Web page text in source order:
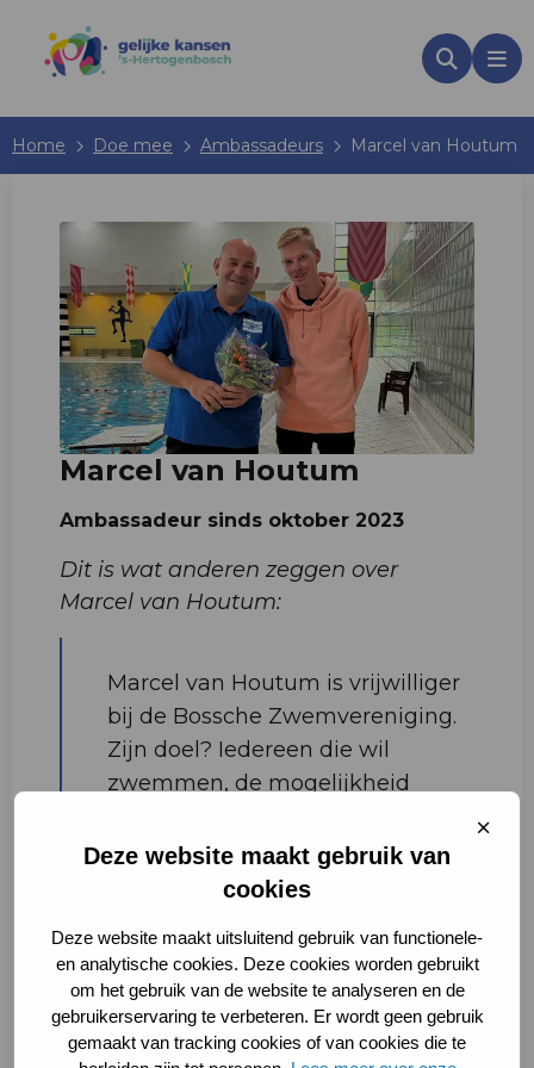
Deze website maakt gebruik van
cookies
Deze website maakt uitsluitend gebruik van functionele-
en analytische cookies. Deze cookies worden gebruikt
om het gebruik van de website te analyseren en de
gebruikerservaring te verbeteren. Er wordt geen gebruik
gemaakt van tracking cookies of van cookies die te
Sluit
Zoeken
Home Doe mee Ambassadeurs Marcel van Houtum
Marcel van Houtum
Ambassadeur sinds oktober 2023
Dit is wat anderen zeggen over
Marcel van Houtum:
Marcel van Houtum is vrijwilliger
bij de Bossche Zwemvereniging.
Zijn doel? Iedereen die wil
zwemmen, de mogelijkheid
niet om presteren, maar om
bewegen en nieuwe dingen
“Een aantal jaar terug begonnen
we met het aanbieden van
zwemles voor kinderen die niet